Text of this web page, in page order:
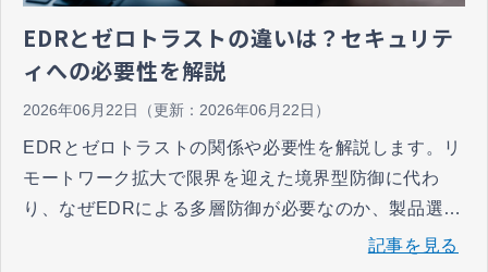
EDRとゼロトラストの違いは？セキュリテ
ィへの必要性を解説
2026年06月22日 （更新： 2026年06月22日 ）
EDRとゼロトラストの関係や必要性を解説します。リ
モートワーク拡大で限界を迎えた境界型防御に代わ
り、なぜEDRによる多層防御が必要なのか、製品選定
のポイントや段階的な導入手順、運用体制の構築方法
記事を見る